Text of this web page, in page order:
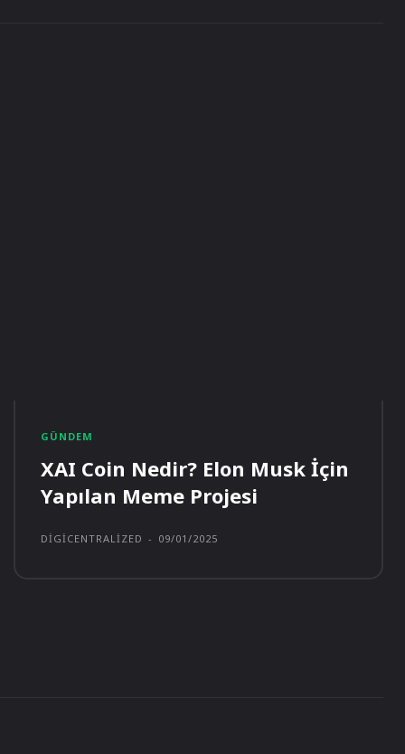
GÜNDEM
XAI Coin Nedir? Elon Musk İçin
Yapılan Meme Projesi
DIGICENTRALIZED - 09/01/2025